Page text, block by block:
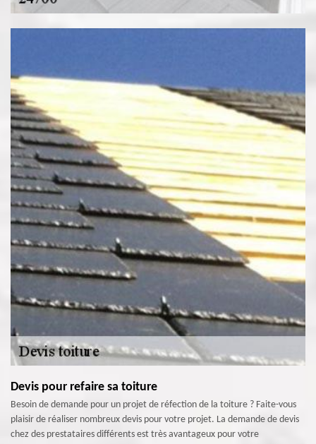
Devis pour refaire sa toiture
Besoin de demande pour un projet de réfection de la toiture ? Faite-vous
plaisir de réaliser nombreux devis pour votre projet. La demande de devis
chez des prestataires différents est très avantageux pour votre